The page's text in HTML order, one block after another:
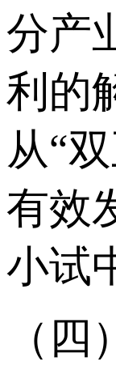
分产
利的
从“
有效
小试
（